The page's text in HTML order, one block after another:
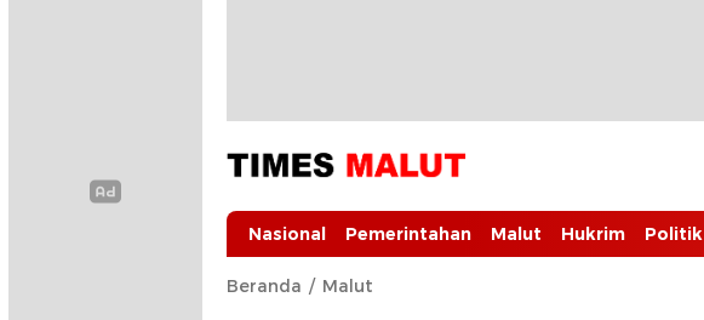
Times Malut
Berita Maluku Utara Terbaru
Nasional Pemerintahan Malut Hukrim Politik
Beranda Malut